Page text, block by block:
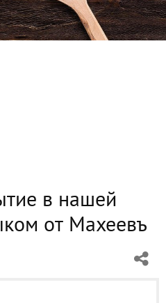
в нашей
от Махеевъ